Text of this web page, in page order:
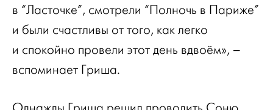
в “Ласточке”, смотрели “Полночь в Париже”
и были счастливы от того, как легко
и спокойно провели этот день вдвоём», –
вспоминает Гриша.